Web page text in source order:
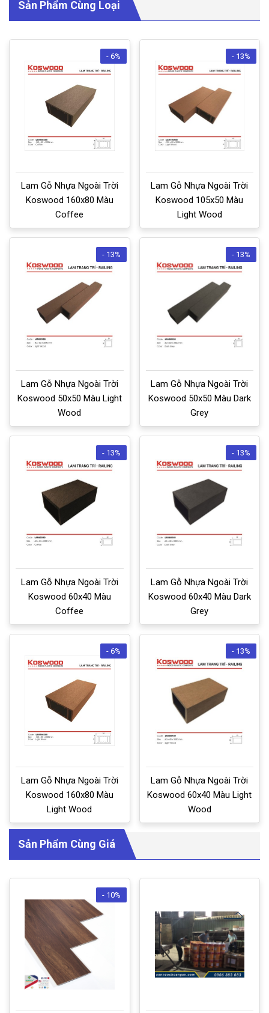
Sản Phẩm Cùng Loại
- 6%
Lam Gỗ Nhựa Ngoài Trời
Koswood 160x80 Màu
Coffee
- 13%
Lam Gỗ Nhựa Ngoài Trời
Koswood 105x50 Màu
Light Wood
- 13%
Lam Gỗ Nhựa Ngoài Trời
Koswood 50x50 Màu Light
Wood
- 13%
Lam Gỗ Nhựa Ngoài Trời
Koswood 50x50 Màu Dark
Grey
- 13%
Lam Gỗ Nhựa Ngoài Trời
Koswood 60x40 Màu
Coffee
- 13%
Lam Gỗ Nhựa Ngoài Trời
Koswood 60x40 Màu Dark
Grey
- 6%
Lam Gỗ Nhựa Ngoài Trời
Koswood 160x80 Màu
Light Wood
- 13%
Lam Gỗ Nhựa Ngoài Trời
Koswood 60x40 Màu Light
Wood
Sản Phẩm Cùng Giá
- 10%